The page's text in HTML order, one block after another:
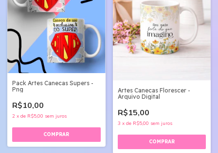
Pack Artes Canecas Supers -
Png
R$10,00
2 x de R$5,00 sem juros
Artes Canecas Florescer -
Arquivo Digital
R$15,00
3 x de R$5,00 sem juros